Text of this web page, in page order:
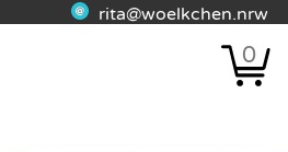
rita@woelkchen.nrw
0